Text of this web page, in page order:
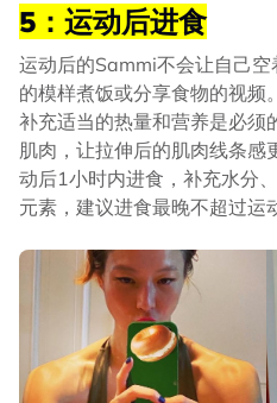
5：运动后进食
运动后的Sammi不会让自己
的模样煮饭或分享食物的视频
补充适当的热量和营养是必须
肌肉，让拉伸后的肌肉线条感
动后1小时内进食，补充水分
元素，建议进食最晚不超过运